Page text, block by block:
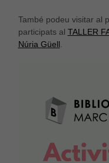
També podeu visitar al
participats al TALLER
Núria Güell